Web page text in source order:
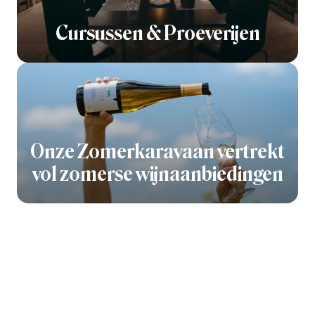
Cursussen & Proeverijen
Onze Zomerkaravaan vertrekt
vol zomerse wijnaanbiedingen